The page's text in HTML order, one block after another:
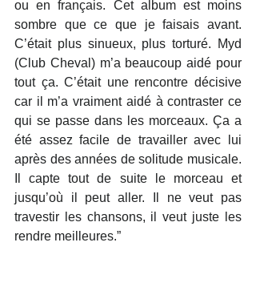
ou en français. Cet album est moins
sombre que ce que je faisais avant.
C’était plus sinueux, plus torturé. Myd
(Club Cheval) m’a beaucoup aidé pour
tout ça. C’était une rencontre décisive
car il m’a vraiment aidé à contraster ce
qui se passe dans les morceaux. Ça a
été assez facile de travailler avec lui
après des années de solitude musicale.
Il capte tout de suite le morceau et
jusqu’où il peut aller. Il ne veut pas
travestir les chansons, il veut juste les
rendre meilleures.”